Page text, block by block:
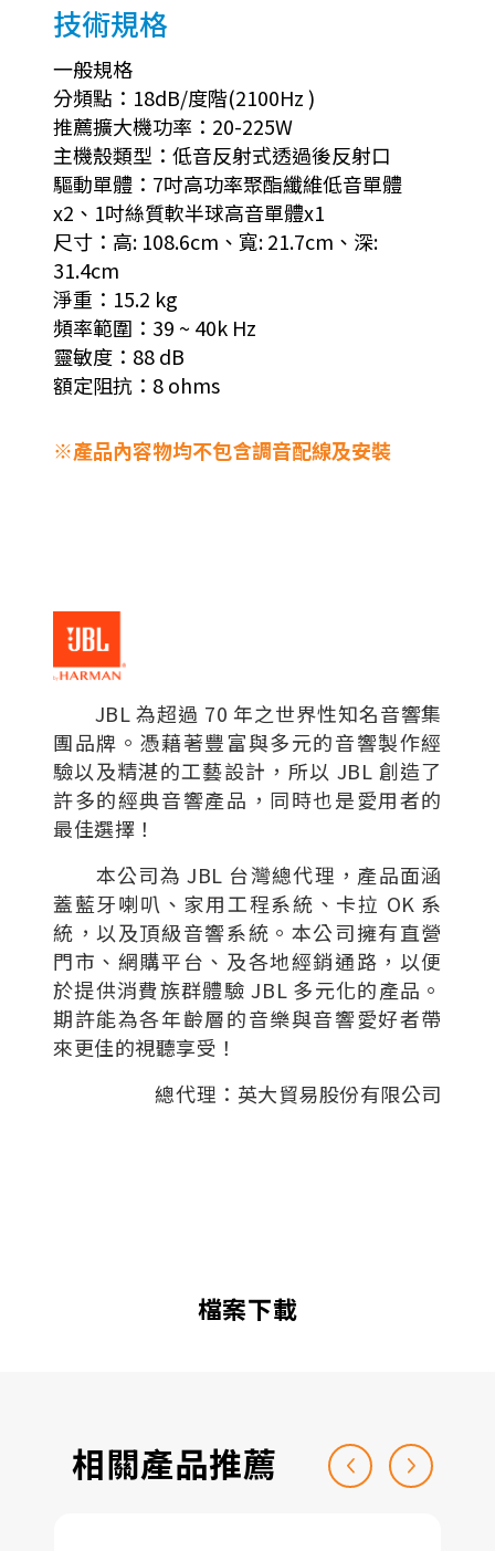
技術規格
一般規格
分頻點：18dB/度階(2100Hz )
推薦擴大機功率：20-225W
主機殼類型：低音反射式透過後反射口
驅動單體：7吋高功率聚酯纖維低音單體
x2、1吋絲質軟半球高音單體x1
尺寸：高: 108.6cm、寬: 21.7cm、深:
31.4cm
淨重：15.2 kg
頻率範圍：39 ~ 40k Hz
靈敏度：88 dB
額定阻抗：8 ohms
※產品內容物均不包含調音配線及安裝
JBL 為超過 70 年之世界性知名音響集
團品牌。憑藉著豐富與多元的音響製作經
驗以及精湛的工藝設計，所以 JBL 創造了
許多的經典音響產品，同時也是愛用者的
最佳選擇！
本公司為 JBL 台灣總代理，產品面涵
蓋藍牙喇叭、家用工程系統、卡拉 OK 系
統，以及頂級音響系統。本公司擁有直營
門市、網購平台、及各地經銷通路，以便
於提供消費族群體驗 JBL 多元化的產品。
期許能為各年齡層的音樂與音響愛好者帶
來更佳的視聽享受！
總代理：英大貿易股份有限公司
檔案下載
相關產品推薦